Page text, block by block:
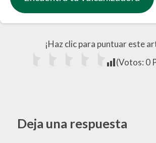
¡Haz clic para puntuar este
(Votos: 0
Deja una respuesta